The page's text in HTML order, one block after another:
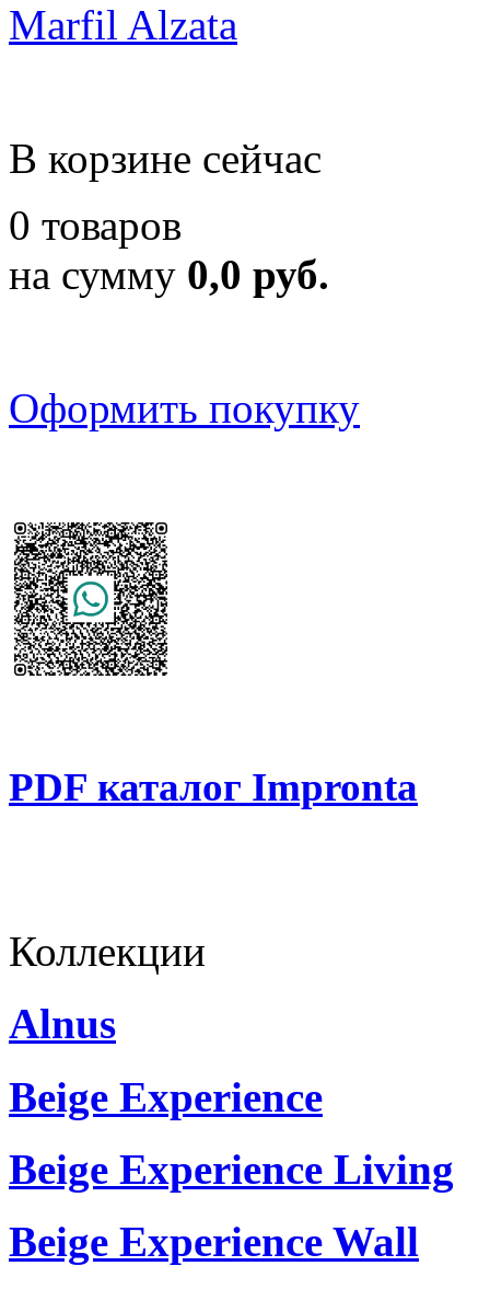
Marfil Alzata
В корзине сейчас
0 товаров
на сумму 0,0 руб.
Оформить покупку
PDF каталог Impronta
Коллекции
Alnus
Beige Experience
Beige Experience Living
Beige Experience Wall